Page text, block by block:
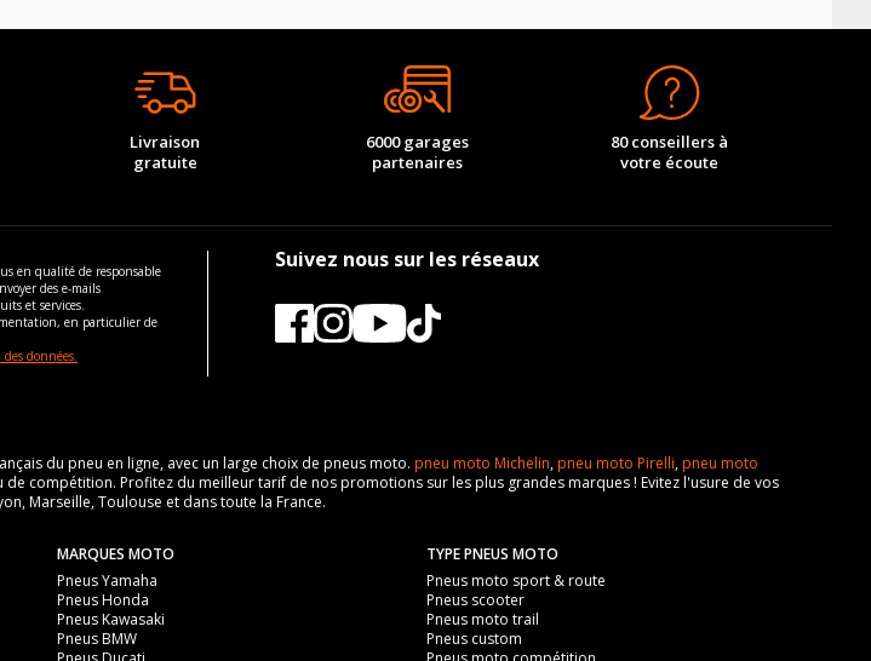
Livraison
gratuite
6000 garages
partenaires
80 conseillers à
votre écoute
en qualité de responsable
des e-mails
et services.
en particulier de
données.
Suivez nous sur les réseaux
du pneu en ligne, avec un large choix de pneus moto. pneu moto Michelin,pneu moto Pirelli,pneu moto
compétition. Profitez du meilleur tarif de nos promotions sur les plus grandes marques ! Evitez l'usure de vos
Marseille, Toulouse et dans toute la France.
MARQUES MOTO
Pneus Yamaha
Pneus Honda
Pneus Kawasaki
Pneus BMW
TYPE PNEUS MOTO
Pneus moto sport & route
Pneus scooter
Pneus moto trail
Pneus custom